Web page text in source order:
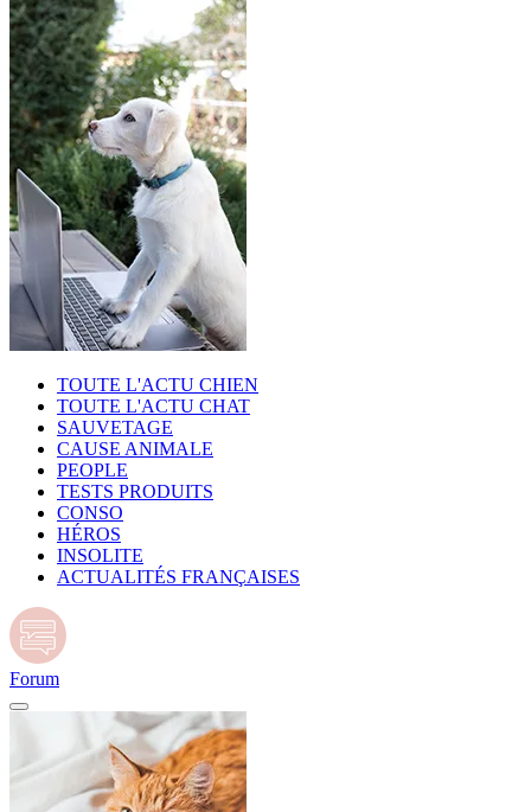
TOUTE L'ACTU CHIEN
TOUTE L'ACTU CHAT
SAUVETAGE
CAUSE ANIMALE
PEOPLE
TESTS PRODUITS
CONSO
HÉROS
INSOLITE
ACTUALITÉS FRANÇAISES
Forum